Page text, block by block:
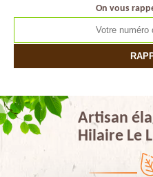
On vous
Artisan
Hilaire Le